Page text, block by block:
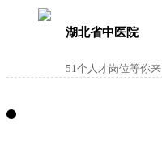
湖北省中医院
51个人才岗位等你来